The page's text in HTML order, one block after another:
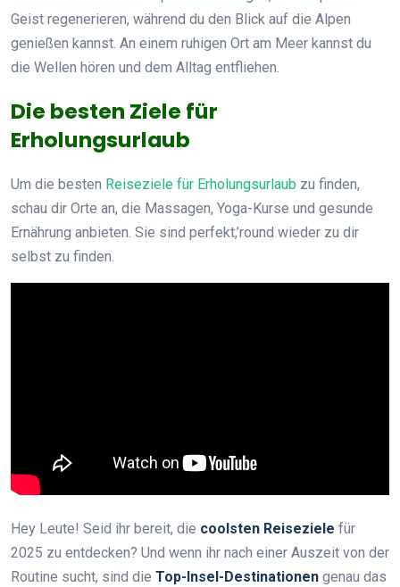
Geist regenerieren, während du den Blick auf die Alpen
genießen kannst. An einem ruhigen Ort am Meer kannst du
die Wellen hören und dem Alltag entfliehen.
Die besten Ziele für
Erholungsurlaub
Um die besten Reiseziele für Erholungsurlaub zu finden,
schau dir Orte an, die Massagen, Yoga-Kurse und gesunde
Ernährung anbieten. Sie sind perfekt,’round wieder zu dir
selbst zu finden.
Hey Leute! Seid ihr bereit, die coolsten Reiseziele für
2025 zu entdecken? Und wenn ihr nach einer Auszeit von der
Routine sucht, sind die Top-Insel-Destinationen genau das